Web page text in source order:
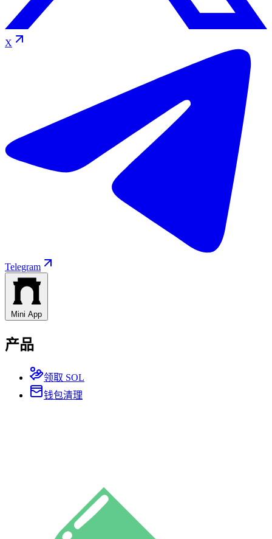
X
Telegram
Mini App
产品
领取 SOL
钱包清理